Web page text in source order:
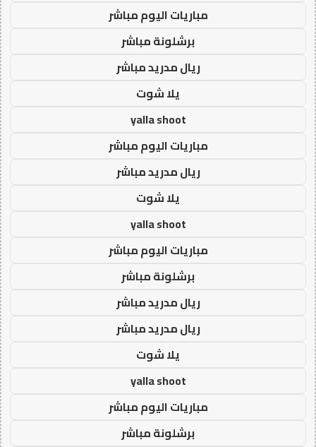
مباريات اليوم مباشر
برشلونة مباشر
ريال مدريد مباشر
يلا شوت
yalla shoot
مباريات اليوم مباشر
ريال مدريد مباشر
يلا شوت
yalla shoot
مباريات اليوم مباشر
برشلونة مباشر
ريال مدريد مباشر
ريال مدريد مباشر
يلا شوت
yalla shoot
مباريات اليوم مباشر
برشلونة مباشر